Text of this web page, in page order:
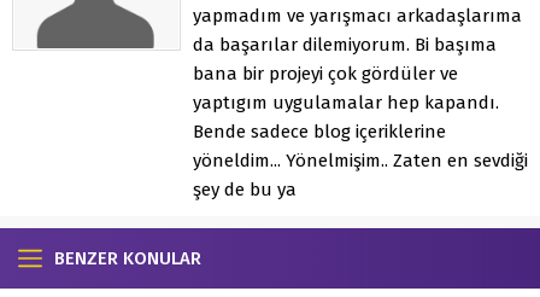
yapmadım ve yarışmacı arkadaşlarıma
da başarılar dilemiyorum. Bi başıma
bana bir projeyi çok gördüler ve
yaptıgım uygulamalar hep kapandı.
Bende sadece blog içeriklerine
yöneldim... Yönelmişim.. Zaten en sevdiği
şey de bu ya
BENZER KONULAR